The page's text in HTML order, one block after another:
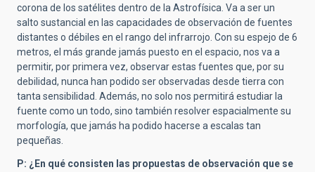
corona de los satélites dentro de la Astrofísica. Va a ser un
salto sustancial en las capacidades de observación de fuentes
distantes o débiles en el rango del infrarrojo. Con su espejo de 6
metros, el más grande jamás puesto en el espacio, nos va a
permitir, por primera vez, observar estas fuentes que, por su
debilidad, nunca han podido ser observadas desde tierra con
tanta sensibilidad. Además, no solo nos permitirá estudiar la
fuente como un todo, sino también resolver espacialmente su
morfología, que jamás ha podido hacerse a escalas tan
pequeñas.
P: ¿En qué consisten las propuestas de observación que se